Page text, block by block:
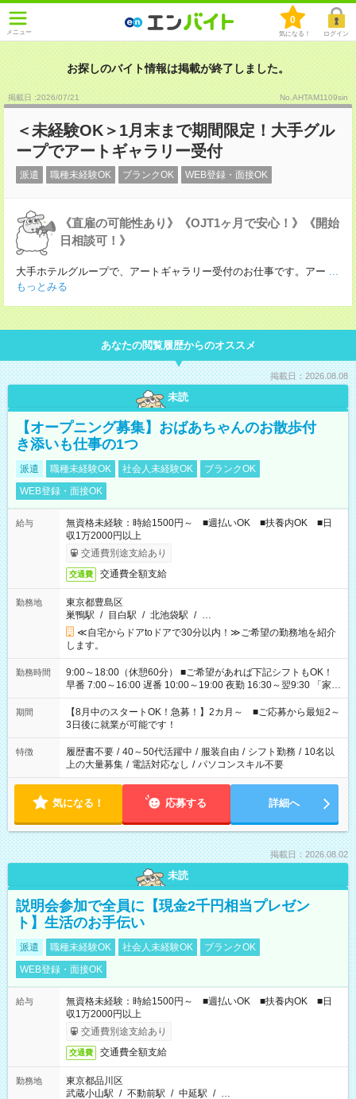
メニュー
0
気になる！ ログイン
お探しのバイト情報は掲載が終了しました。
掲載日 :2026/07/21 No.AHTAM1109sin
＜未経験OK＞1月末まで期間限定！大手グル
ープでアートギャラリー受付
派遣 職種未経験OK ブランクOK WEB登録・面接OK
《直雇の可能性あり》《OJT1ヶ月で安心！》《開始
日相談可！》
大手ホテルグループで、アートギャラリー受付のお仕事です。アー ...
もっとみる
あなたの閲覧履歴からのオススメ
掲載日：2026.08.08
未読
【オープニング募集】おばあちゃんのお散歩付
き添いも仕事の1つ
派遣 職種未経験OK 社会人未経験OK
ブランクOK
WEB登録・面接OK
給与
無資格未経験：時給1500円～ ■週払いOK ■扶養内OK ■日
収1万2000円以上
交通費別途支給あり
交通費 交通費全額支給
勤務地
東京都豊島区
巣鴨駅 / 目白駅 / 北池袋駅 / …
≪自宅からドアtoドアで30分以内！≫ご希望の勤務地を紹介
します。
勤務時間
9:00～18:00（休憩60分） ■ご希望があれば下記シフトもOK！
早番 7:00～16:00 遅番 10:00～19:00 夜勤 16:30～翌9:30 「家族
と休みを合わせたい」 「余裕を持って夕飯の準備がしたい」
「できれば残業はしたくない」 など、ご希望を教えてください
ね。 ※Wワーク希望の方へ 今ご覧のお仕事で希望する勤務時間
と、もう1つのお仕事の勤務時間。 合計で週40時間を超える場
合は応募できません。
期間
【8月中のスタートOK！急募！】2カ月～ ■ご応募から最短2～
3日後に就業が可能です！
特徴 履歴書不要 / 40～50代活躍中 / 服装自由 / シフト勤務 / 10名以
上の大量募集 / 電話対応なし / パソコンスキル不要
気になる！ 応募する 詳細へ
掲載日：2026.08.02
未読
説明会参加で全員に【現金2千円相当プレゼン
ト】生活のお手伝い
派遣 職種未経験OK 社会人未経験OK
ブランクOK
WEB登録・面接OK
給与
無資格未経験：時給1500円～ ■週払いOK ■扶養内OK ■日
収1万2000円以上
交通費別途支給あり
交通費 交通費全額支給
勤務地
東京都品川区
武蔵小山駅 / 不動前駅 / 中延駅 / …